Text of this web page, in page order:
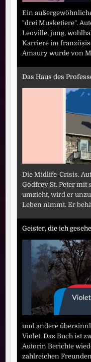
Ein
"drei Musketiere".
Leoville, jung,
Karriere im
Amaury wurde von
Das Haus des
Die Midlife-Crisis.
Godfrey St. Peter mit
umzieht, wird er
Leben nimmt. Er
Geister, die ich
und andere
Violet. Das Buch ist
Autorin Berichte
zahlreichen